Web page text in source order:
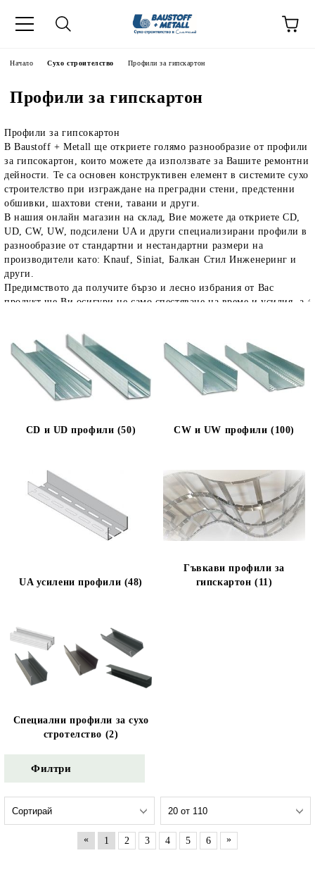
Начало Сухо строителство Профили за гипскартон
Профили за гипскартон
Профили за гипсокартон
В Baustoff + Metall ще откриете голямо разнообразие от профили
за гипсокартон, които можете да използвате за Вашите ремонтни
дейности. Те са основен конструктивен елемент в системите сухо
строителство при изграждане на преградни стени, предстенни
обшивки, шахтови стени, тавани и други.
В нашия онлайн магазин на склад, Вие можете да откриете CD,
UD, CW, UW, подсилени UA и други специализирани профили в
разнообразие от стандартни и нестандартни размери на
производители като: Knauf, Siniat, Балкан Стил Инженеринг и
други.
Предимството да получите бързо и лесно избрания от Вас
продукт ще Ви осигури не само спестяване на време и усилия, а
пожарозащита.
Многообразието на различни по дължина профили позволява да
изпълнявате решения с максимална загуба на материал (фира).
Освен плоскости като гипскартони (обикновен, влагоустойчив и
пожароустойчив) и специализираните Cleaneo Akustik, Fireboard,
Diamand и Sonicboard, можете да намерите пълна окомплектовка
фугопълнители, шпакловъчни маси, лепила за гипскартон,
звукоизолационни мембрани, стъклена и каменна вата и други.
Защо да изберете профили за гипсокартон от Baustoff + Metall?
Доверието, което сме изградили с нашите клиенти има история.
Повече от 50 години сме доставяли материали на строителни
фирми, монтажни бригади и крайни клиенти;
Експресни доставки;
CD и UD профили (50) CW и UW профили (100)
UA усилени профили (48)
Гъвкави профили за
гипскартон (11)
Специални профили за сухо
стротелство (2)
Филтри
« 1 2 3 4 5 6 »